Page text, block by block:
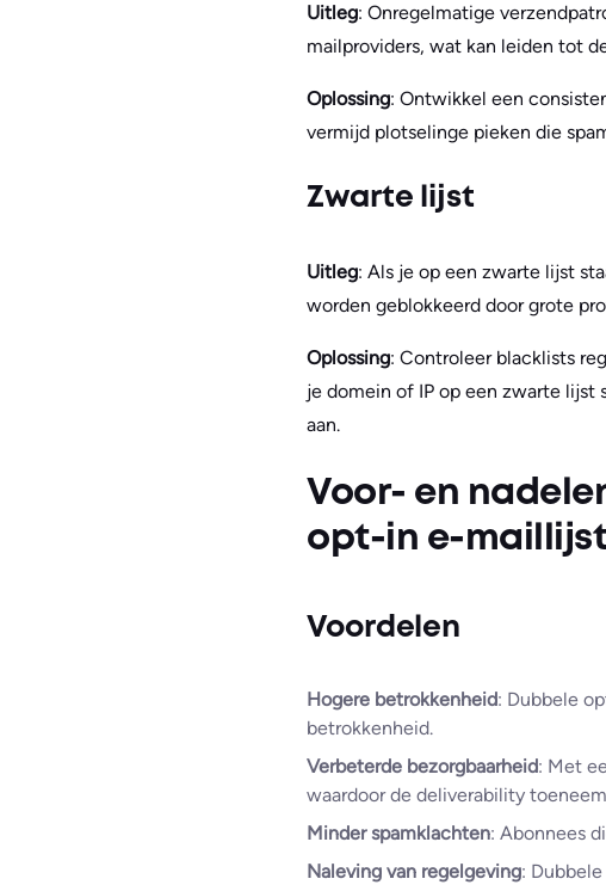
Uitleg: Onregelmatige
mailproviders, wat kan leiden tot
Oplossing: Ontwikkel een
vermijd plotselinge pieken die
Zwarte lijst
Uitleg: Als je op een zwarte lijst
worden geblokkeerd door grote
Oplossing: Controleer blacklists
je domein of IP op een zwarte lijst
aan.
Voor- en
opt-in e-maillijst
Voordelen
Hogere betrokkenheid: Dubbele
betrokkenheid.
Verbeterde bezorgbaarheid: Met
waardoor de deliverability
Minder spamklachten: Abonnees
Naleving van regelgeving: